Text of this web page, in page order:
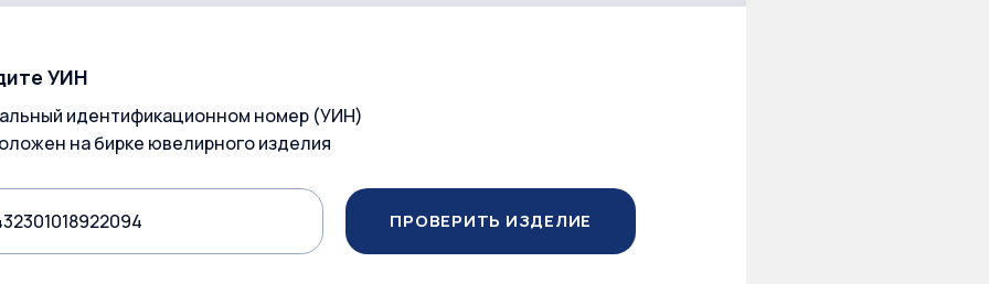
УИН
идентификационном номер (УИН)
на бирке ювелирного изделия
ПРОВЕРИТЬ ИЗДЕЛИЕ